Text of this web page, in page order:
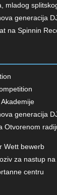
mladog
generacija
na Spinnin
generacija
Otvorenom
Wett bewerb
za nastup na
centru